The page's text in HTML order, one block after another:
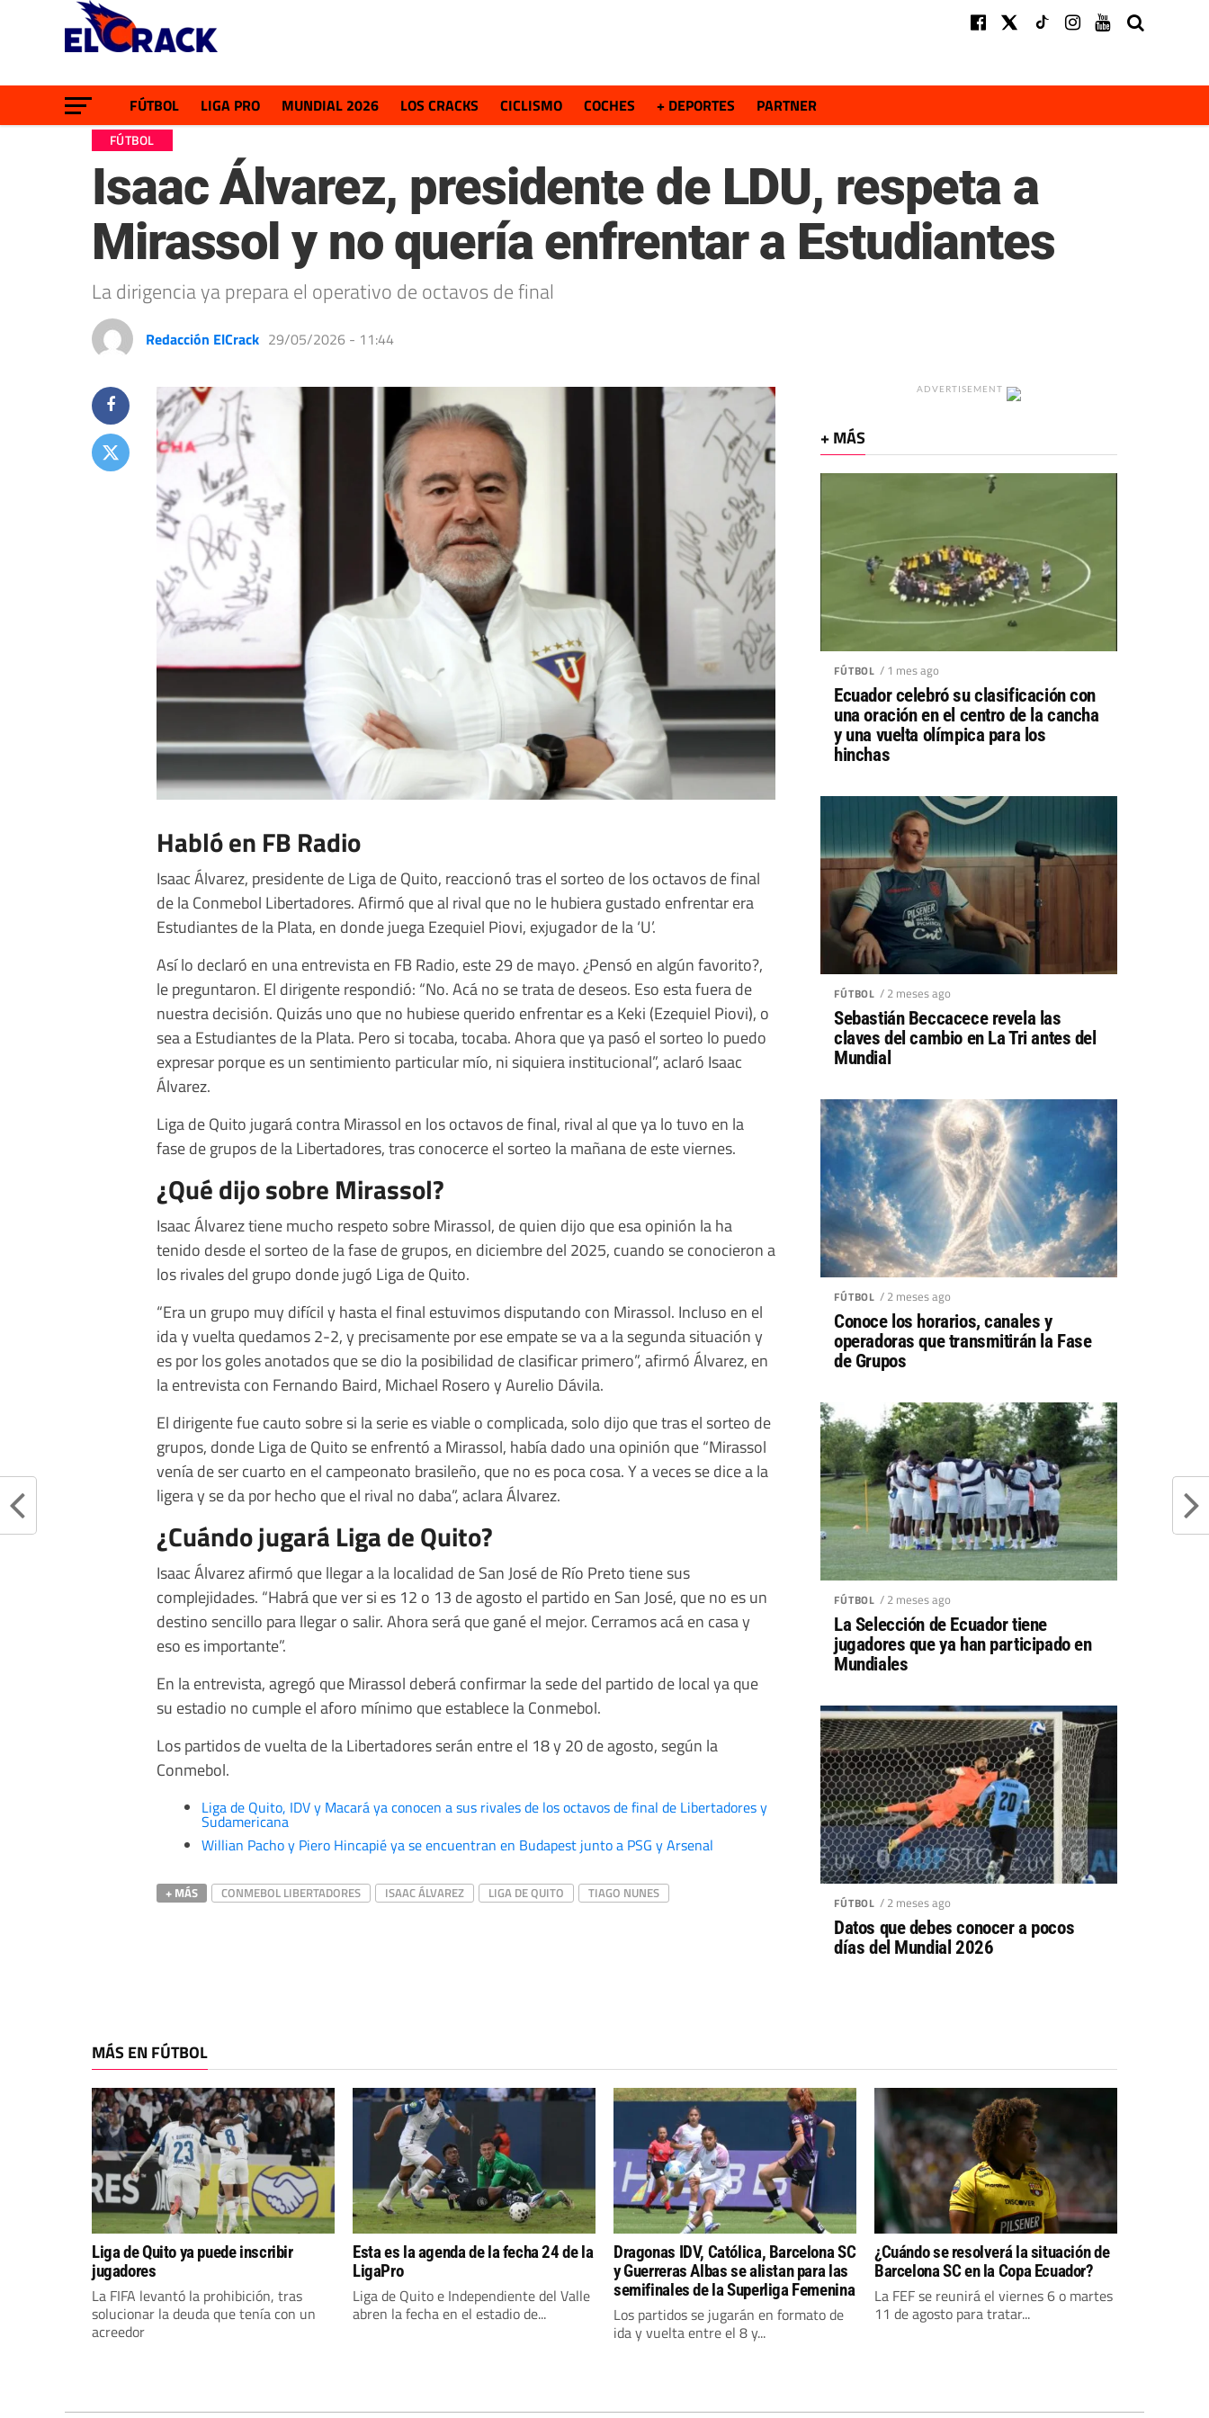
FÚTBOL LIGA PRO MUNDIAL 2026 LOS CRACKS CICLISMO COCHES + DEPORTES PARTNER
FÚTBOL
Isaac Álvarez, presidente de LDU, respeta a
Mirassol y no quería enfrentar a Estudiantes
La dirigencia ya prepara el operativo de octavos de final
Redacción ElCrack 29/05/2026 - 11:44
Habló en FB Radio
Isaac Álvarez, presidente de Liga de Quito, reaccionó tras el sorteo de los octavos de final
de la Conmebol Libertadores. Afirmó que al rival que no le hubiera gustado enfrentar era
Estudiantes de la Plata, en donde juega Ezequiel Piovi, exjugador de la ‘U’.
Así lo declaró en una entrevista en FB Radio, este 29 de mayo. ¿Pensó en algún favorito?,
le preguntaron. El dirigente respondió: “No. Acá no se trata de deseos. Eso esta fuera de
nuestra decisión. Quizás uno que no hubiese querido enfrentar es a Keki (Ezequiel Piovi), o
sea a Estudiantes de la Plata. Pero si tocaba, tocaba. Ahora que ya pasó el sorteo lo puedo
expresar porque es un sentimiento particular mío, ni siquiera institucional”, aclaró Isaac
Álvarez.
Liga de Quito jugará contra Mirassol en los octavos de final, rival al que ya lo tuvo en la
fase de grupos de la Libertadores, tras conocerce el sorteo la mañana de este viernes.
¿Qué dijo sobre Mirassol?
Isaac Álvarez tiene mucho respeto sobre Mirassol, de quien dijo que esa opinión la ha
tenido desde el sorteo de la fase de grupos, en diciembre del 2025, cuando se conocieron a
los rivales del grupo donde jugó Liga de Quito.
“Era un grupo muy difícil y hasta el final estuvimos disputando con Mirassol. Incluso en el
ida y vuelta quedamos 2-2, y precisamente por ese empate se va a la segunda situación y
es por los goles anotados que se dio la posibilidad de clasificar primero”, afirmó Álvarez, en
la entrevista con Fernando Baird, Michael Rosero y Aurelio Dávila.
El dirigente fue cauto sobre si la serie es viable o complicada, solo dijo que tras el sorteo de
grupos, donde Liga de Quito se enfrentó a Mirassol, había dado una opinión que “Mirassol
venía de ser cuarto en el campeonato brasileño, que no es poca cosa. Y a veces se dice a la
ligera y se da por hecho que el rival no daba”, aclara Álvarez.
¿Cuándo jugará Liga de Quito?
Isaac Álvarez afirmó que llegar a la localidad de San José de Río Preto tiene sus
complejidades. “Habrá que ver si es 12 o 13 de agosto el partido en San José, que no es un
destino sencillo para llegar o salir. Ahora será que gané el mejor. Cerramos acá en casa y
eso es importante”.
En la entrevista, agregó que Mirassol deberá confirmar la sede del partido de local ya que
su estadio no cumple el aforo mínimo que establece la Conmebol.
Los partidos de vuelta de la Libertadores serán entre el 18 y 20 de agosto, según la
Conmebol.
Liga de Quito, IDV y Macará ya conocen a sus rivales de los octavos de final de Libertadores y
Sudamericana
Willian Pacho y Piero Hincapié ya se encuentran en Budapest junto a PSG y Arsenal
+ MÁS CONMEBOL LIBERTADORES ISAAC ÁLVAREZ LIGA DE QUITO TIAGO NUNES
ADVERTISEMENT
+ MÁS
FÚTBOL / 1 mes ago
Ecuador celebró su clasificación con
una oración en el centro de la cancha
y una vuelta olímpica para los
hinchas
FÚTBOL / 2 meses ago
Sebastián Beccacece revela las
claves del cambio en La Tri antes del
Mundial
FÚTBOL / 2 meses ago
Conoce los horarios, canales y
operadoras que transmitirán la Fase
de Grupos
FÚTBOL / 2 meses ago
La Selección de Ecuador tiene
jugadores que ya han participado en
Mundiales
FÚTBOL / 2 meses ago
Datos que debes conocer a pocos
días del Mundial 2026
MÁS EN FÚTBOL
Liga de Quito ya puede inscribir
jugadores
La FIFA levantó la prohibición, tras
solucionar la deuda que tenía con un
acreedor
Esta es la agenda de la fecha 24 de la
LigaPro
Liga de Quito e Independiente del Valle
abren la fecha en el estadio de...
Dragonas IDV, Católica, Barcelona SC
y Guerreras Albas se alistan para las
semifinales de la Superliga Femenina
Los partidos se jugarán en formato de
ida y vuelta entre el 8 y...
¿Cuándo se resolverá la situación de
Barcelona SC en la Copa Ecuador?
La FEF se reunirá el viernes 6 o martes
11 de agosto para tratar...